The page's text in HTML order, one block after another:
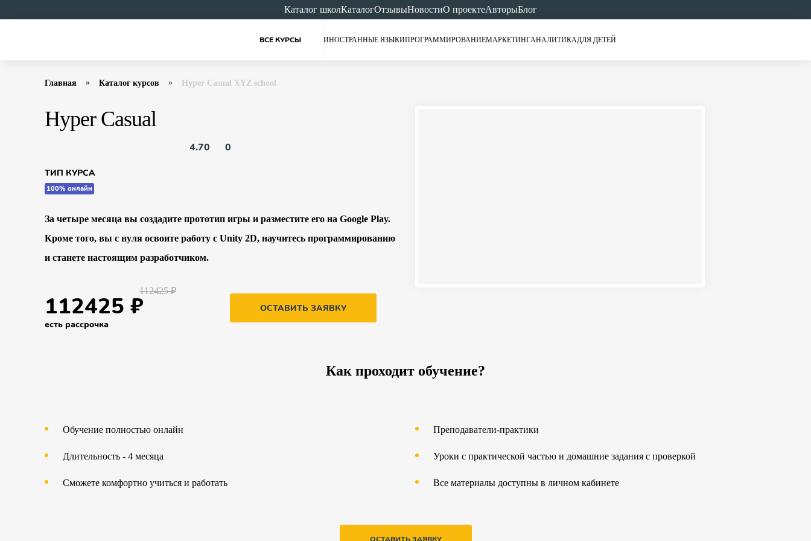
Каталог школКаталогОтзывыНовостиО проектеАвторыБлог
ВСЕ КУРСЫ ИНОСТРАННЫЕ ЯЗЫКИПРОГРАММИРОВАНИЕМАРКЕТИНГАНАЛИТИКАДЛЯ ДЕТЕЙ
Главная Каталог курсов Hyper Casual XYZ school
Hyper Casual
4.70 0
ТИП КУРСА
100% онлайн
За четыре месяца вы создадите прототип игры и разместите его на Google Play.
Кроме того, вы с нуля освоите работу с Unity 2D, научитесь программированию
и станете настоящим разработчиком.
112425 ₽
112425 ₽
есть рассрочка
ОСТАВИТЬ ЗАЯВКУ
Как проходит обучение?
Обучение полностью онлайн
Длительность - 4 месяца
Сможете комфортно учиться и работать
Преподаватели-практики
Уроки с практической частью и домашние задания с проверкой
Все материалы доступны в личном кабинете